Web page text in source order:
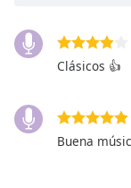
Opacity
Area
Background
Clásicos 👍
Buena